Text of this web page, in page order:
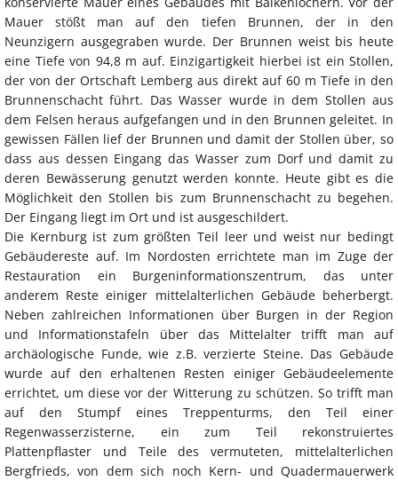
Mauer stößt man auf den tiefen Brunnen, der in den
Neunzigern ausgegraben wurde. Der Brunnen weist bis heute
eine Tiefe von 94,8 m auf. Einzigartigkeit hierbei ist ein Stollen,
der von der Ortschaft Lemberg aus direkt auf 60 m Tiefe in den
Brunnenschacht führt. Das Wasser wurde in dem Stollen aus
dem Felsen heraus aufgefangen und in den Brunnen geleitet. In
gewissen Fällen lief der Brunnen und damit der Stollen über, so
dass aus dessen Eingang das Wasser zum Dorf und damit zu
deren Bewässerung genutzt werden konnte. Heute gibt es die
Möglichkeit den Stollen bis zum Brunnenschacht zu begehen.
Der Eingang liegt im Ort und ist ausgeschildert.
Die Kernburg ist zum größten Teil leer und weist nur bedingt
Gebäudereste auf. Im Nordosten errichtete man im Zuge der
Restauration ein Burgeninformationszentrum, das unter
anderem Reste einiger mittelalterlichen Gebäude beherbergt.
Neben zahlreichen Informationen über Burgen in der Region
und Informationstafeln über das Mittelalter trifft man auf
archäologische Funde, wie z.B. verzierte Steine. Das Gebäude
wurde auf den erhaltenen Resten einiger Gebäudeelemente
errichtet, um diese vor der Witterung zu schützen. So trifft man
auf den Stumpf eines Treppenturms, den Teil einer
Regenwasserzisterne, ein zum Teil rekonstruiertes
Plattenpflaster und Teile des vermuteten, mittelalterlichen
Bergfrieds, von dem sich noch Kern- und Quadermauerwerk